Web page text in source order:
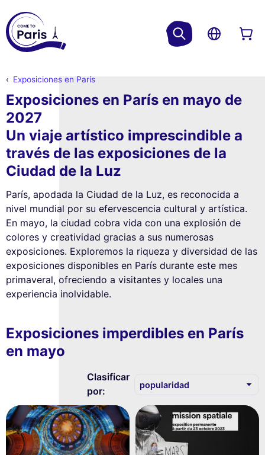
Exposiciones en París
Exposiciones en París en mayo de
2027
Un viaje artístico imprescindible a
través de las exposiciones de la
Ciudad de la Luz
París, apodada la Ciudad de la Luz, es reconocida a
nivel mundial por su efervescencia cultural y artística.
En mayo, la ciudad cobra vida con una explosión de
colores y creatividad gracias a sus numerosas
exposiciones. Exploremos la riqueza y diversidad de las
exposiciones disponibles en París durante este mes
primaveral, ofreciendo a visitantes y locales una
experiencia inolvidable.
Exposiciones imperdibles en París
en mayo
Clasificar
por: